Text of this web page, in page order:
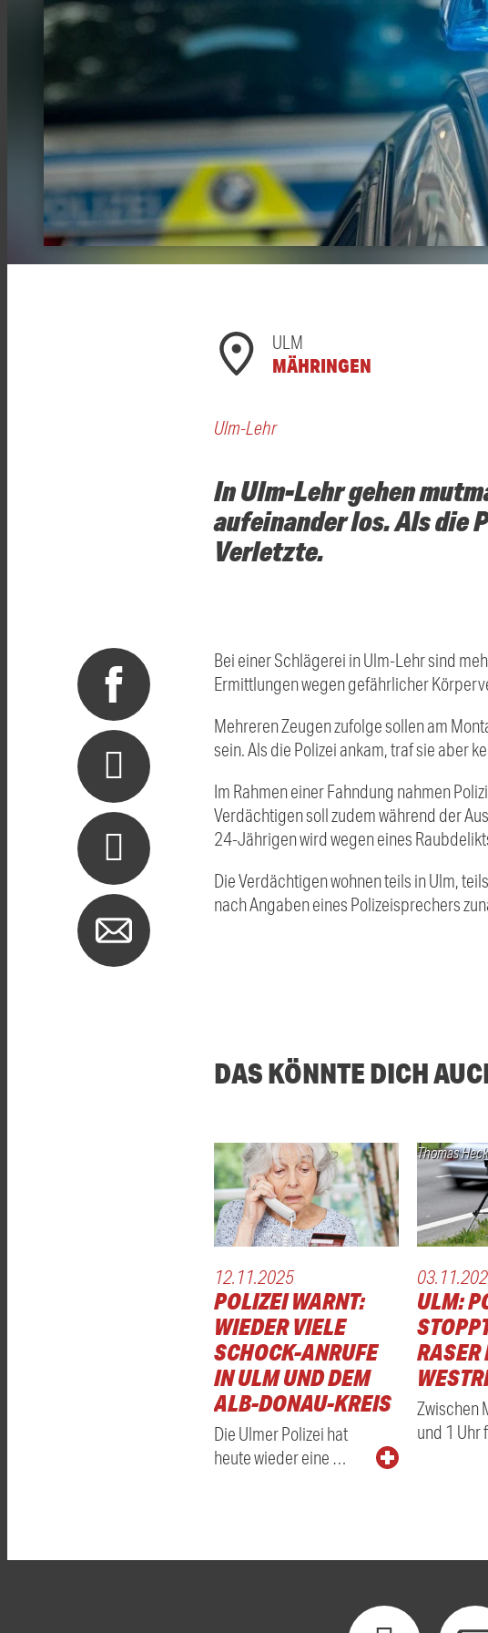
ULM
MÄHRINGEN
Ulm-Lehr
In Ulm-Lehr gehen
aufeinander los. Als die
Verletzte.
Bei einer Schlägerei inUlm-Lehrsind
Ermittlungen wegen gefährlicher
Mehreren Zeugen zufolge sollen am
sein. Als die Polizei ankam, traf sie aber
Im Rahmen einer Fahndung nahmen
Verdächtigen soll zudem während der
24-Jährigen wird wegen eines
Die Verdächtigen wohnen teils inUlm,
nach Angaben eines Polizeisprechers
DAS KÖNNTE DICH
12.11.2025
POLIZEI WARNT:
WIEDER VIELE
SCHOCK-ANRUFE
IN ULM UND DEM
ALB-DONAU-KREIS
Die Ulmer Polizei hat
heute wieder eine …
Thomas
ULM:
RASER
Zwischen
und 1